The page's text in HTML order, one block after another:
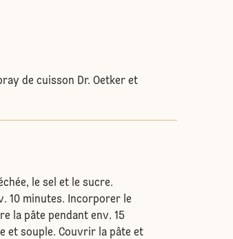
de cuisson Dr. Oetker et
le sel et le sucre.
10 minutes. Incorporer le
la pâte pendant env. 15
et souple. Couvrir la pâte et